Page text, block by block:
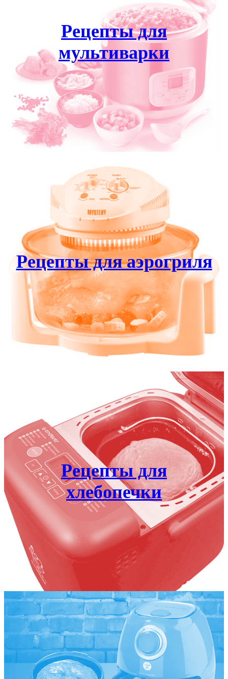
Рецепты для
мультиварки
Рецепты для аэрогриля
Рецепты для
хлебопечки